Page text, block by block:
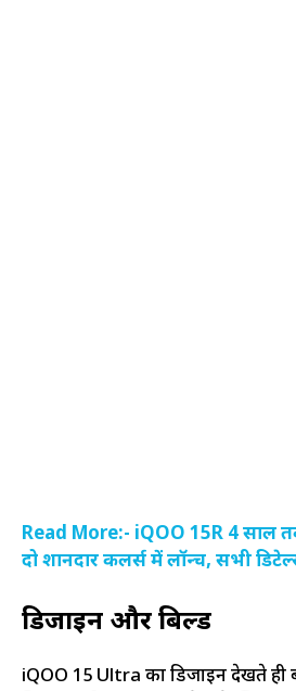
Read More:- iQOO 15R 4 साल
दो शानदार कलर्स में लॉन्च, सभी
डिजाइन और बिल्ड
iQOO 15 Ultra का डिजाइन देखते ही